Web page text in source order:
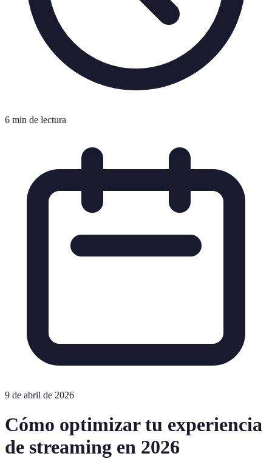
6 min de lectura
9 de abril de 2026
Cómo optimizar tu experiencia
de streaming en 2026